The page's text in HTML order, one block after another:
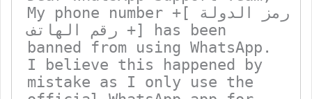
My phone number +[رمز الدولة
+ رقم الهاتف] has been
banned from using WhatsApp.
I believe this happened by
mistake as I only use the